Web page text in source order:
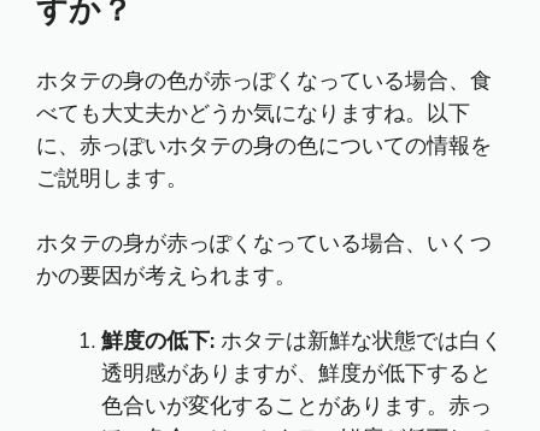
すか？
ホタテの身の色が赤っぽくなっている場合、食
べても大丈夫かどうか気になりますね。以下
に、赤っぽいホタテの身の色についての情報を
ご説明します。
ホタテの身が赤っぽくなっている場合、いくつ
かの要因が考えられます。
鮮度の低下: ホタテは新鮮な状態では白く
透明感がありますが、鮮度が低下すると
色合いが変化することがあります。赤っ